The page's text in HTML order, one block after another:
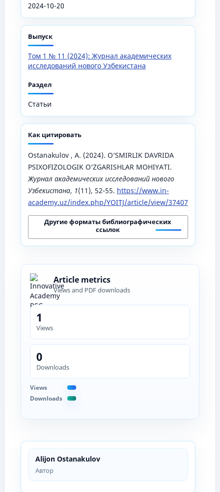
Alijon Ostanakulov
Автор
2024-10-20
Выпуск
Том 1 № 11 (2024): Журнал академических
исследований нового Узбекистана
Раздел
Статьи
Как цитировать
Ostanakulov , A. (2024). O‘SMIRLIK DAVRIDA
PSIXOFIZOLOGIK O‘ZGARISHLAR MOHIYATI.
Журнал академических исследований нового
Узбекистана, 1(11), 52-55. https://www.in-
academy.uz/index.php/YOITJ/article/view/37407
Другие форматы библиографических
ссылок
Article metrics
Views and PDF downloads
1
Views
0
Downloads
Views
Downloads